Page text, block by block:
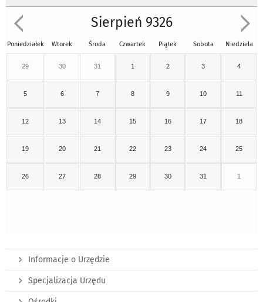
Sierpień 9326
Poniedziałek Wtorek Środa Czwartek Piątek Sobota Niedziela
29 30 31 1 2 3 4
5 6 7 8 9 10 11
12 13 14 15 16 17 18
19 20 21 22 23 24 25
26 27 28 29 30 31 1
Informacje o Urzędzie
Specjalizacja Urzędu